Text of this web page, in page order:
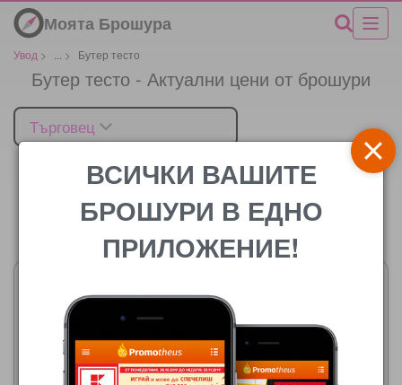
Моята Брошура
Увод > > Бутер тесто
Бутер тесто - Актуални цени от брошури
Търговец
Цената
ВСИЧКИ ВАШИТЕ
БРОШУРИ В ЕДНО
ПРИЛОЖЕНИЕ!